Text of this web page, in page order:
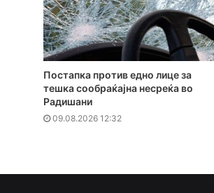
Постапка против едно лице за
тешка сообраќајна несреќа во
Радишани
09.08.2026 12:32